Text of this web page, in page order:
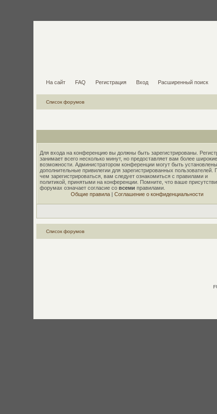
На сайт FAQ Регистрация Вход Расширенный поиск
Список форумов
Для входа на конференцию вы должны быть зарегистрированы.
занимает всего несколько минут, но предоставляет вам более широкие
возможности. Администратором конференции могут быть
дополнительные привилегии для зарегистрированных пользователей.
чем зарегистрироваться, вам следует ознакомиться с правилами и
политикой, принятыми на конференции. Помните, что ваше
форумах означает согласие со всеми правилами.
Общие правила| Соглашение о конфиденциальности
Список форумов